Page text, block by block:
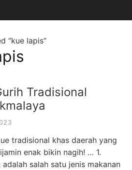
“kue lapis”
Tradisional
tradisional khas daerah yang
enak bikin nagih! … 1.
salah satu jenis makanan